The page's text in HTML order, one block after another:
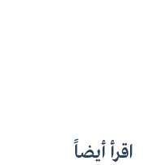
اقرأ أيضاً